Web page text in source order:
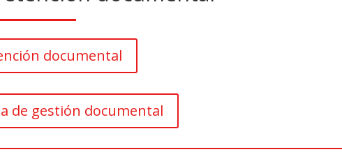
documental
de gestión documental